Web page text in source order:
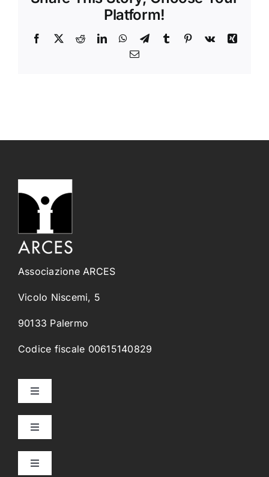
Platform!
Facebook
X RedditLinkedInWhatsApp
TelegramTumblr Pinterest
Vk
Xing
Email
Associazione ARCES
Vicolo Niscemi, 5
90133 Palermo
Codice fiscale 00615140829
Toggle
Home
Chi Siamo
Toggle
Collegi Universitari
Toggle